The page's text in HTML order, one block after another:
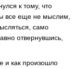
к тому, что
все еще не мыслим,
само
отвернувшись,
и как произошло